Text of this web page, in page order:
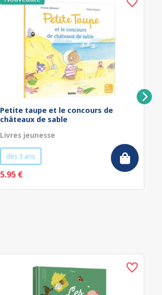
Petite taupe et le concours de
châteaux de sable
Livres jeunesse
dès 3 ans
5.95 €